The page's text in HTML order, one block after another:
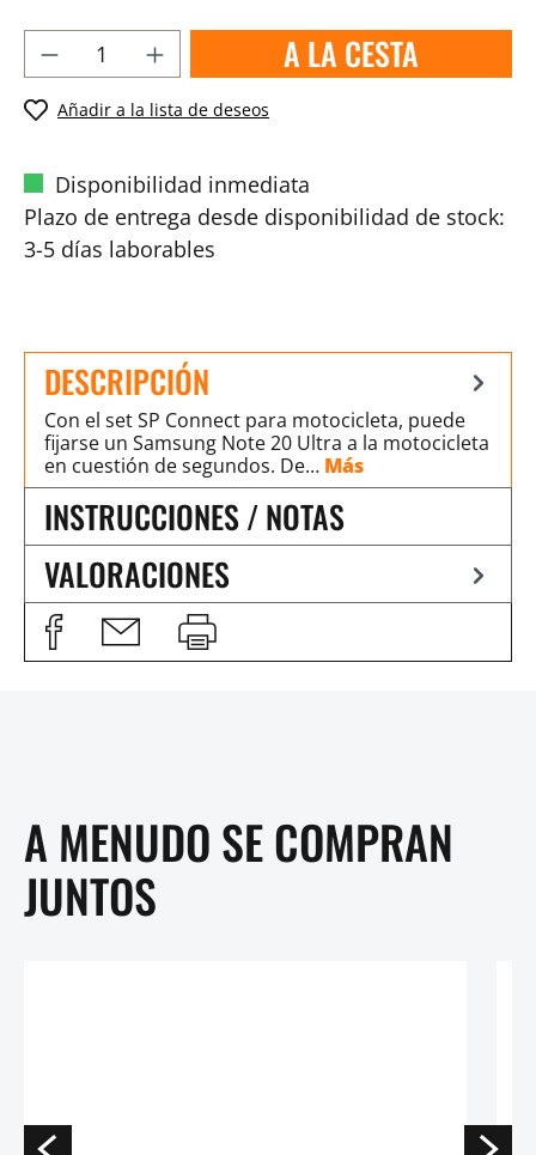
A LA CESTA
Añadir a la lista de deseos
Disponibilidad inmediata
Plazo de entrega desde disponibilidad de stock:
3-5 días laborables
DESCRIPCIÓN
Con el set SP Connect para motocicleta, puede
fijarse un Samsung Note 20 Ultra a la motocicleta
en cuestión de segundos. De… Más
INSTRUCCIONES / NOTAS
VALORACIONES
A MENUDO SE COMPRAN
JUNTOS